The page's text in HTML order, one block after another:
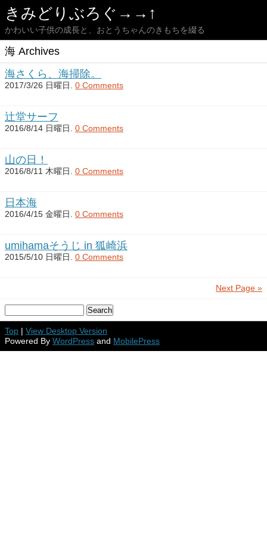
きみどりぶろぐ→→↑
かわいい子供の成長と、おとうちゃんのきもちを綴る
海 Archives
海さくら、海掃除。
2017/3/26 日曜日. 0 Comments
辻堂サーフ
2016/8/14 日曜日. 0 Comments
山の日！
2016/8/11 木曜日. 0 Comments
日本海
2016/4/15 金曜日. 0 Comments
umihamaそうじ in 狐崎浜
2015/5/10 日曜日. 0 Comments
Next Page »
Top | View Desktop Version
Powered By WordPress and MobilePress